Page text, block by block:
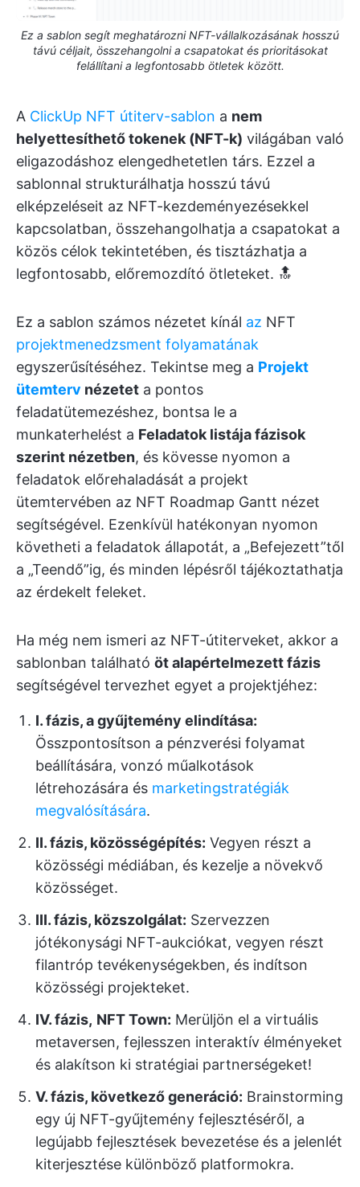
Ez a sablon segít meghatározni NFT-vállalkozásának hosszú
távú céljait, összehangolni a csapatokat és prioritásokat
felállítani a legfontosabb ötletek között.
A ClickUp NFT útiterv-sablon a nem
helyettesíthető tokenek (NFT-k) világában való
eligazodáshoz elengedhetetlen társ. Ezzel a
sablonnal strukturálhatja hosszú távú
elképzeléseit az NFT-kezdeményezésekkel
kapcsolatban, összehangolhatja a csapatokat a
közös célok tekintetében, és tisztázhatja a
legfontosabb, előremozdító ötleteket. 🔝
Ez a sablon számos nézetet kínál az NFT
projektmenedzsment folyamatának
egyszerűsítéséhez. Tekintse meg a Projekt
ütemterv nézetet a pontos
feladatütemezéshez, bontsa le a
munkaterhelést a Feladatok listája fázisok
szerint nézetben, és kövesse nyomon a
feladatok előrehaladását a projekt
ütemtervében az NFT Roadmap Gantt nézet
segítségével. Ezenkívül hatékonyan nyomon
követheti a feladatok állapotát, a „Befejezett”től
a „Teendő”ig, és minden lépésről tájékoztathatja
az érdekelt feleket.
Ha még nem ismeri az NFT-útiterveket, akkor a
sablonban található öt alapértelmezett fázis
segítségével tervezhet egyet a projektjéhez:
I. fázis, a gyűjtemény elindítása:
Összpontosítson a pénzverési folyamat
beállítására, vonzó műalkotások
létrehozására és marketingstratégiák
megvalósítására.
II. fázis, közösségépítés: Vegyen részt a
közösségi médiában, és kezelje a növekvő
közösséget.
III. fázis, közszolgálat: Szervezzen
jótékonysági NFT-aukciókat, vegyen részt
filantróp tevékenységekben, és indítson
közösségi projekteket.
IV. fázis, NFT Town: Merüljön el a virtuális
metaversen, fejlesszen interaktív élményeket
és alakítson ki stratégiai partnerségeket!
V. fázis, következő generáció: Brainstorming
egy új NFT-gyűjtemény fejlesztéséről, a
legújabb fejlesztések bevezetése és a jelenlét
kiterjesztése különböző platformokra.